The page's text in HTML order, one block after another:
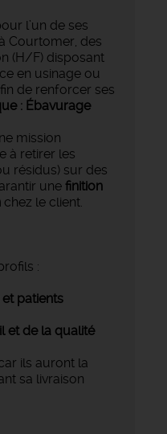
l’un de ses
Courtomer, des
(H/F) disposant
en usinage ou
de renforcer ses
: Ébavurage
mission
à retirer les
résidus) sur des
une finition
chez le client.
:
patients
et de la qualité
ils auront la
sa livraison